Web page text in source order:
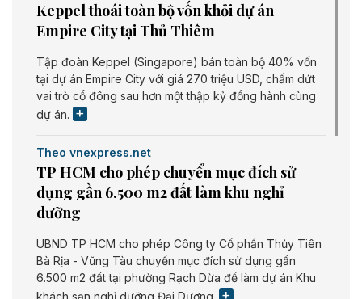
Keppel thoái toàn bộ vốn khỏi dự án
Empire City tại Thủ Thiêm
Tập đoàn Keppel (Singapore) bán toàn bộ 40% vốn
tại dự án Empire City với giá 270 triệu USD, chấm dứt
vai trò cổ đông sau hơn một thập kỷ đồng hành cùng
dự án.
Theo vnexpress.net
TP HCM cho phép chuyển mục đích sử
dụng gần 6.500 m2 đất làm khu nghỉ
dưỡng
UBND TP HCM cho phép Công ty Cổ phần Thủy Tiên
Bà Rịa - Vũng Tàu chuyển mục đích sử dụng gần
6.500 m2 đất tại phường Rạch Dừa để làm dự án Khu